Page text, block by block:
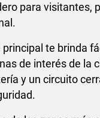
para visitantes,
te brinda
de interés de la
y un circuito